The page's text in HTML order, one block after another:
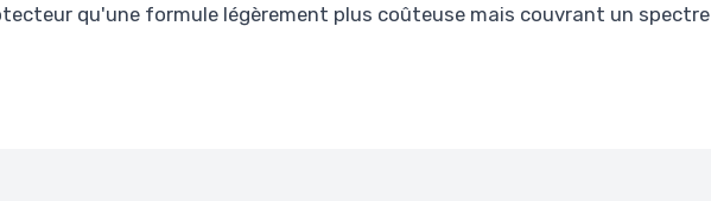
qu'une formule légèrement plus coûteuse mais couvrant un spectre